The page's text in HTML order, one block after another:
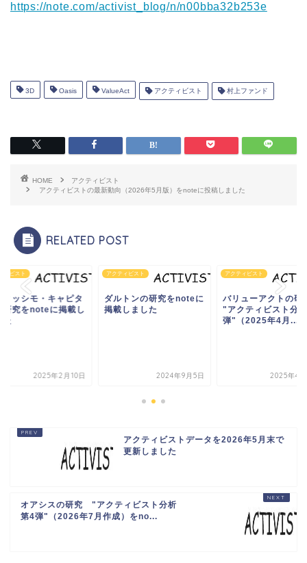
https://note.com/activist_blog/n/n00bba32b253e
3D Oasis ValueAct アクティビスト 村上ファンド
HOME
アクティビスト
アクティビストの最新動向（2026年5月版）をnoteに投稿しました
RELATED POST
ィビスト
ィッシモ・キャピタ
研究をnoteに掲載し
た
2025年2月10日
アクティビスト
ダルトンの研究をnoteに
掲載しました
2024年9月5日
アクティビスト
バリューアクトの研
"アクティビスト分
弾"（2025年4月...
2025年4
アクティビストデータを2026年5月末で
更新しました
オアシスの研究 "アクティビスト分析
第4弾"（2026年7月作成）をno...